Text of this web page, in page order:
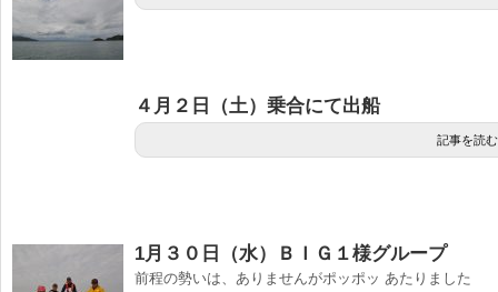
４月２日（土）乗合にて出船
記事を読む
1月３０日（水）ＢＩＧ１様グループ
前程の勢いは、ありませんがポッポッ あたりました